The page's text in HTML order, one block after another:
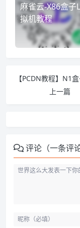
麻雀云-X86盒子
拟机教程
上一篇
评论（一条评论